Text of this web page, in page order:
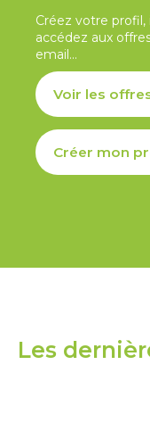
Créez votre
accédez aux
email...
Voir les
Créer mon
Les